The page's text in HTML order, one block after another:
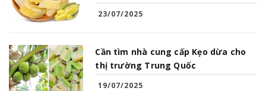
23/07/2025
Cần tìm nhà cung cấp Kẹo dừa cho
thị trường Trung Quốc
19/07/2025